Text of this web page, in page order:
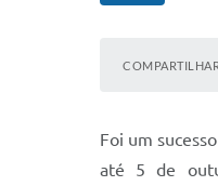
COMPARTILHAR
Foi um
até 5 de